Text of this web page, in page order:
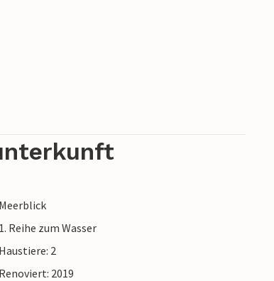
Meerblick
1. Reihe zum Wasser
Haustiere: 2
Renoviert: 2019